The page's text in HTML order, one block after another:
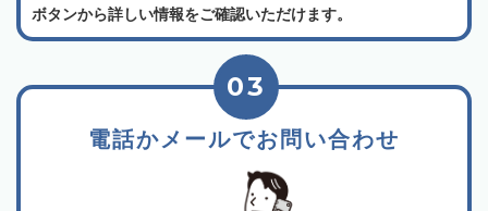
ボタンから詳しい情報をご確認いただけます。
電話かメールでお問い合わせ
03